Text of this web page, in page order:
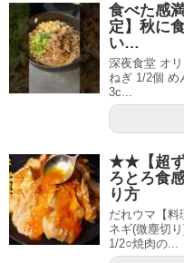
食べた感
定】秋に
い…
深夜食堂 オ
ねぎ 1/2個 め
3c...
★★【超ず
ろとろ食
り方
だれウマ【
ネギ(微塵切
1/2○焼肉の...